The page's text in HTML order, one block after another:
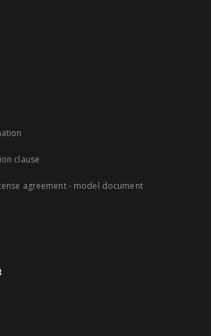
clause
agreement - model document